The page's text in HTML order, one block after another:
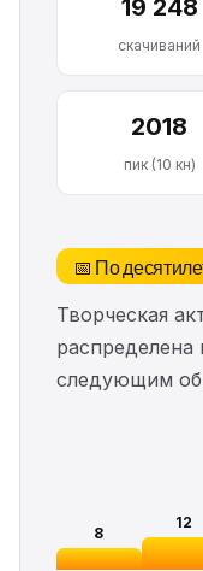
19 248
скачиваний
2018
пик (10 кн)
📅 По
Творческая
распределена
следующим
8
12